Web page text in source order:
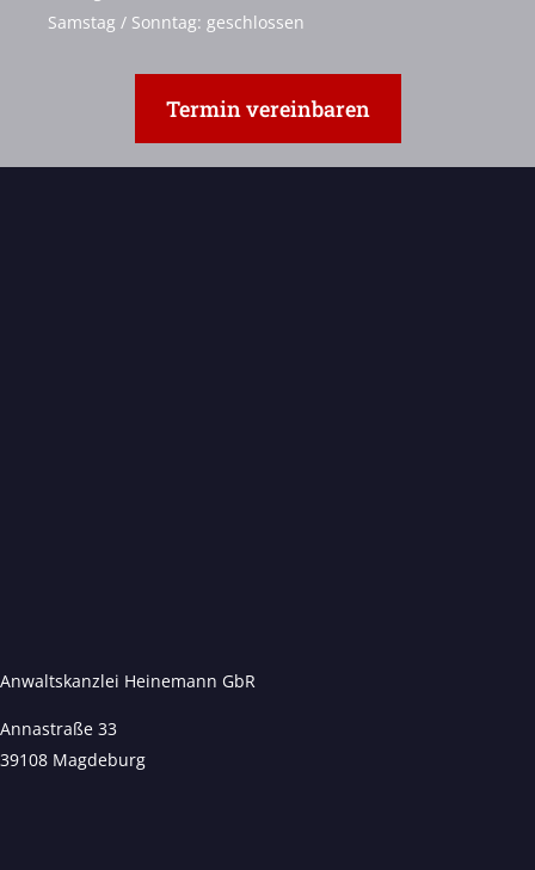
Samstag / Sonntag: geschlossen
Termin vereinbaren
Anwaltskanzlei Heinemann GbR
Annastraße 33
39108 Magdeburg